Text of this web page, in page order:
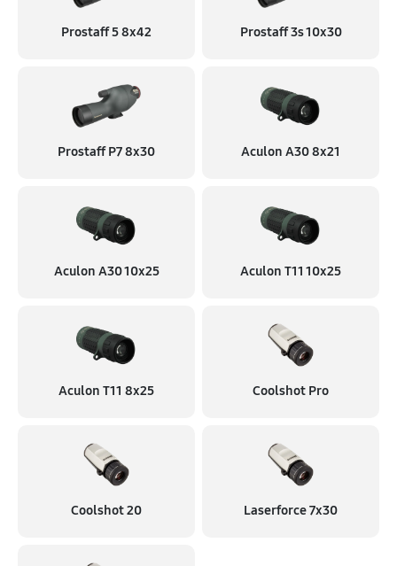
1800 руб
1200 руб 40 минут
Ремонт системы стабилизации изображения
3600 руб 120 минут
Prostaff 5 8x42 Prostaff 3s 10x30
Prostaff P7 8x30 Aculon A30 8x21
Aculon A30 10x25 Aculon T11 10x25
Aculon T11 8x25 Coolshot Pro
Coolshot 20 Laserforce 7x30